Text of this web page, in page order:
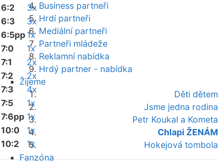
Business partneři
Hrdí partneři
Mediální partneři
Partneři mládeže
Reklamní nabídka
Hrdý partner - nabídka
Žijeme
Děti dětem
Jsme jedna rodina
Petr Koukal a Kometa
Chlapi ŽENÁM
Hokejová tombola
Fanzóna
6:2
3x
6:3
3x
6:5pp1x
7:0
1x
7:1
2x
7:2
2x
7:3
4x
7:5
1x
7:6pp 1x
10:0
1x
10:2
1x